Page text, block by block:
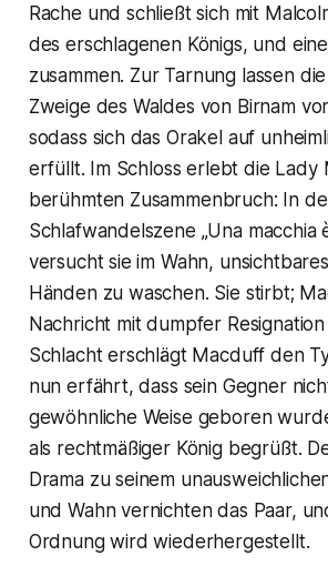
Rache und schließt sich mit
des erschlagenen Königs, und
zusammen. Zur Tarnung lassen
Zweige des Waldes von Birnam
sodass sich das Orakel auf
erfüllt. Im Schloss erlebt die Lady
berühmten Zusammenbruch: In
Schlafwandelszene „Una macchia
versucht sie im Wahn,
Händen zu waschen. Sie stirbt;
Nachricht mit dumpfer
Schlacht erschlägt Macduff den
nun erfährt, dass sein Gegner
gewöhnliche Weise geboren
als rechtmäßiger König begrüßt.
Drama zu seinem
und Wahn vernichten das Paar,
Ordnung wird wiederhergestellt.